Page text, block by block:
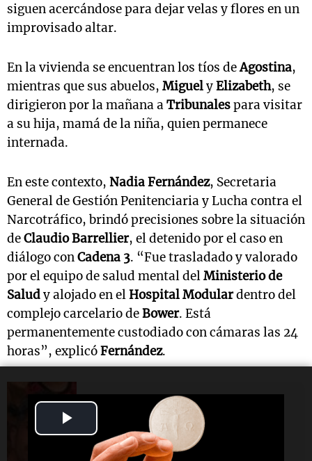
Video
siguen acercándose para dejar velas y flores en un
improvisado altar.
En la vivienda se encuentran los tíos deAgostina,
mientras que sus abuelos, MiguelyElizabeth, se
dirigieron por la mañana aTribunalespara visitar
a su hija, mamá de la niña, quien permanece
internada.
En este contexto, Nadia Fernández, Secretaria
General de Gestión Penitenciaria y Lucha contra el
Narcotráfico, brindó precisiones sobre la situación
deClaudio Barrellier, el detenido por el caso en
diálogo conCadena 3. “Fue trasladado y valorado
por el equipo de salud mental delMinisterio de
Saludy alojado en elHospital Modulardentro del
complejo carcelario deBower. Está
permanentemente custodiado con cámaras las 24
horas”, explicóFernández.
La Mesa de Café
Escapó atada y desnuda: habló
la joven que había denunciado a
Barrelier en 2025